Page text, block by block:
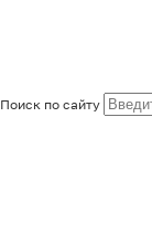
Поиск по сайту